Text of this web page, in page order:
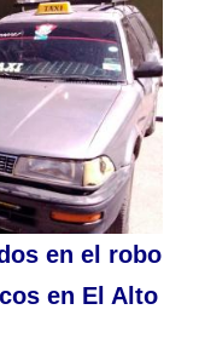
en el robo
en El Alto